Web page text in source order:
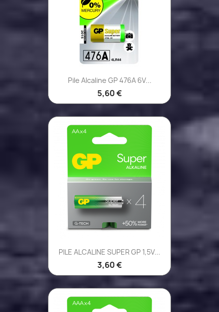
Pile Alcaline GP 476A 6V...
5,60 €
PILE ALCALINE SUPER GP 1,5V...
3,60 €